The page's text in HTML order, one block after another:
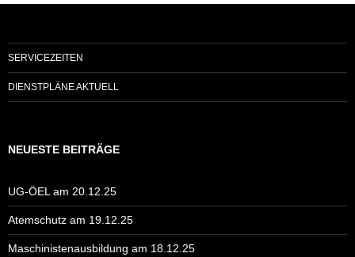
SERVICEZEITEN
DIENSTPLÄNE AKTUELL
NEUESTE BEITRÄGE
UG-ÖEL am 20.12.25
Atemschutz am 19.12.25
Maschinistenausbildung am 18.12.25